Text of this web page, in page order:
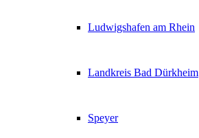
Ludwigshafen am Rhein
Landkreis Bad Dürkheim
Speyer